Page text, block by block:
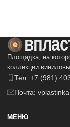
Площадка, на
коллекции
Тел: +7 (981)
Почта:
МЕНЮ